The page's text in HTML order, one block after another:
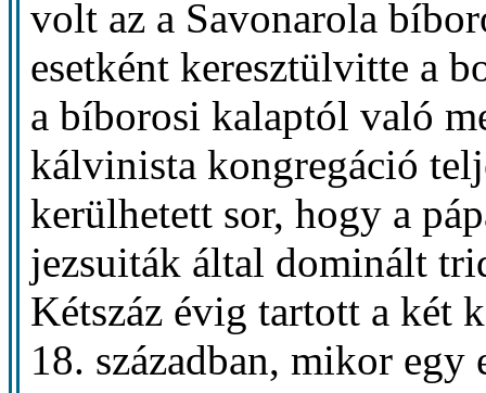
volt az a Savonarola
esetként keresztülvitte a
a bíborosi kalaptól való
kálvinista kongregáció
kerülhetett sor, hogy a
jezsuiták által dominált
Kétszáz évig tartott a két
18. században, mikor